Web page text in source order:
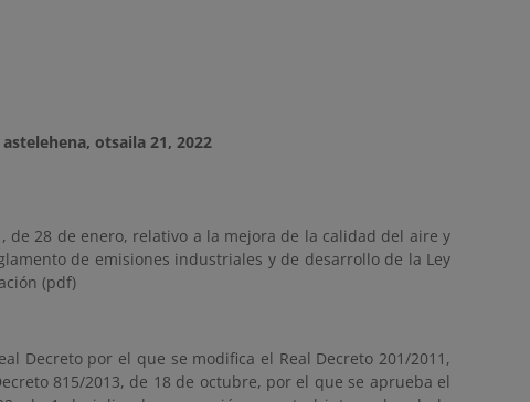
astelehena, otsaila 21, 2022
de 28 de enero, relativo a la mejora de la calidad del aire y
de emisiones industriales y de desarrollo de la Ley
(pdf)
Decreto por el que se modifica el Real Decreto 201/2011,
815/2013, de 18 de octubre, por el que se aprueba el